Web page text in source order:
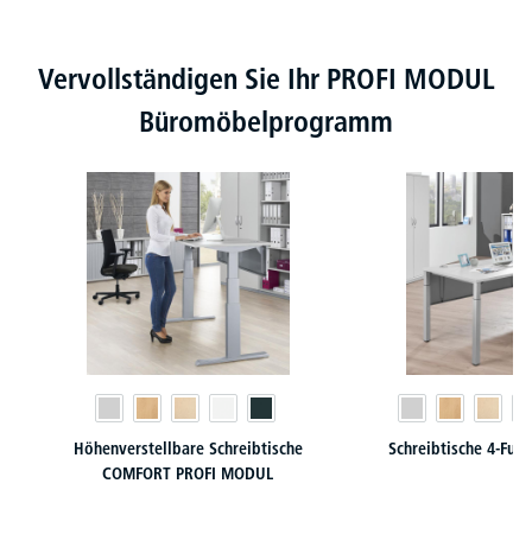
Produktgalerie überspringen
Vervollständigen Sie Ihr PROFI MODUL
Büromöbelprogramm
Höhenverstellbare Schreibtische
COMFORT PROFI MODUL
Schreibtische 4-Fuß